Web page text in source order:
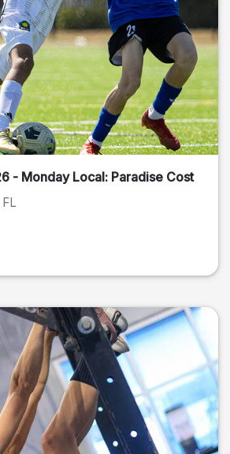
- Monday Local: Paradise Cost
FL